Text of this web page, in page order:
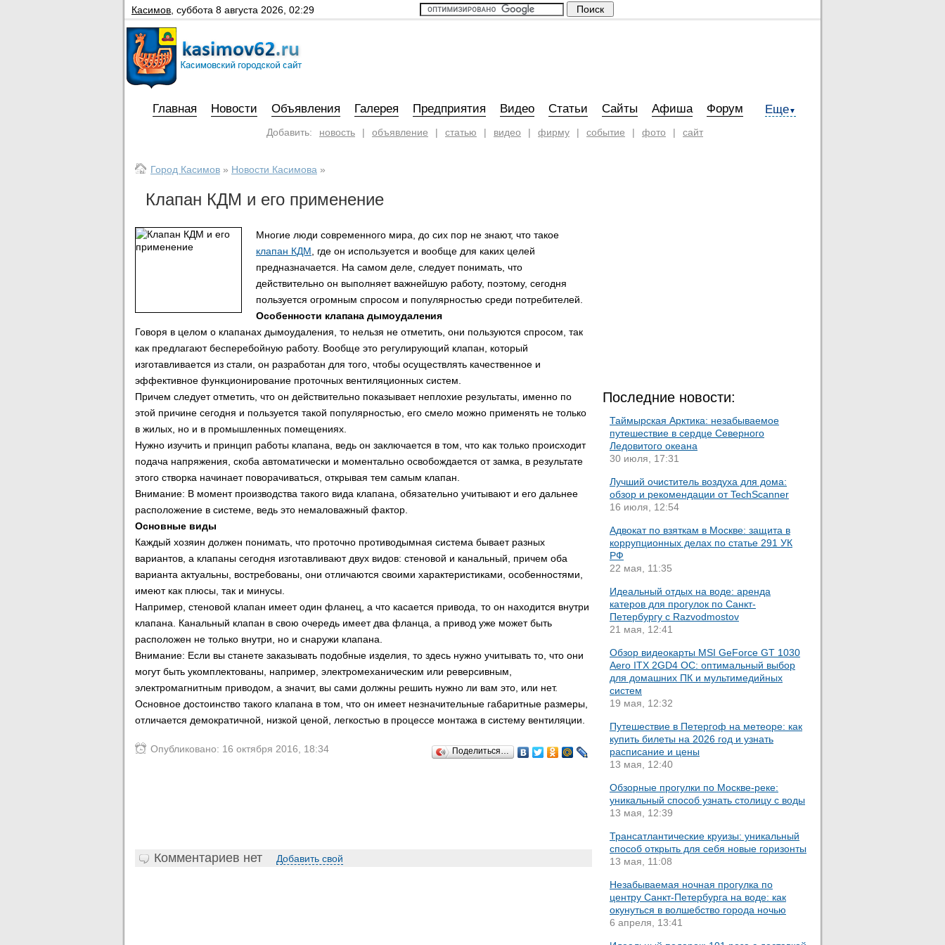
Касимов суббота 8 августа 2026, 02:29
Главная Новости Объявления Галерея Предприятия Видео Статьи Сайты Афиша Форум Еще▼
Добавить: новость | объявление | статью | видео | фирму | событие | фото | сайт
Город Касимов » Новости Касимова »
Клапан КДМ и его применение
Многие люди современного мира, до сих пор не знают, что такое
клапан КДМ , где он используется и вообще для каких целей
предназначается. На самом деле, следует понимать, что
действительно он выполняет важнейшую работу, поэтому, сегодня
пользуется огромным спросом и популярностью среди потребителей.
Особенности клапана дымоудаления
Говоря в целом о клапанах дымоудаления, то нельзя не отметить, они пользуются спросом, так
как предлагают бесперебойную работу. Вообще это регулирующий клапан, который
изготавливается из стали, он разработан для того, чтобы осуществлять качественное и
эффективное функционирование проточных вентиляционных систем.
Причем следует отметить, что он действительно показывает неплохие результаты, именно по
этой причине сегодня и пользуется такой популярностью, его смело можно применять не только
в жилых, но и в промышленных помещениях.
Нужно изучить и принцип работы клапана, ведь он заключается в том, что как только происходит
подача напряжения, скоба автоматически и моментально освобождается от замка, в результате
этого створка начинает поворачиваться, открывая тем самым клапан.
Внимание: В момент производства такого вида клапана, обязательно учитывают и его дальнее
расположение в системе, ведь это немаловажный фактор.
Основные виды
Каждый хозяин должен понимать, что проточно противодымная система бывает разных
вариантов, а клапаны сегодня изготавливают двух видов: стеновой и канальный, причем оба
варианта актуальны, востребованы, они отличаются своими характеристиками, особенностями,
имеют как плюсы, так и минусы.
Например, стеновой клапан имеет один фланец, а что касается привода, то он находится внутри
клапана. Канальный клапан в свою очередь имеет два фланца, а привод уже может быть
расположен не только внутри, но и снаружи клапана.
Внимание: Если вы станете заказывать подобные изделия, то здесь нужно учитывать то, что они
могут быть укомплектованы, например, электромеханическим или реверсивным,
электромагнитным приводом, а значит, вы сами должны решить нужно ли вам это, или нет.
Основное достоинство такого клапана в том, что он имеет незначительные габаритные размеры,
отличается демократичной, низкой ценой, легкостью в процессе монтажа в систему вентиляции.
Опубликовано: 16 октября 2016, 18:34 Поделиться…
Комментариев нет Добавить свой
Последние новости:
Таймырская Арктика: незабываемое
путешествие в сердце Северного
Ледовитого океана
30 июля, 17:31
Лучший очиститель воздуха для дома:
обзор и рекомендации от TechScanner
16 июля, 12:54
Адвокат по взяткам в Москве: защита в
коррупционных делах по статье 291 УК
РФ
22 мая, 11:35
Идеальный отдых на воде: аренда
катеров для прогулок по Санкт-
Петербургу с Razvodmostov
21 мая, 12:41
Обзор видеокарты MSI GeForce GT 1030
Aero ITX 2GD4 OC: оптимальный выбор
для домашних ПК и мультимедийных
систем
19 мая, 12:32
Путешествие в Петергоф на метеоре: как
купить билеты на 2026 год и узнать
расписание и цены
13 мая, 12:40
Обзорные прогулки по Москве-реке:
уникальный способ узнать столицу с воды
13 мая, 12:39
Трансатлантические круизы: уникальный
способ открыть для себя новые горизонты
13 мая, 11:08
Незабываемая ночная прогулка по
центру Санкт-Петербурга на воде: как
окунуться в волшебство города ночью
6 апреля, 13:41